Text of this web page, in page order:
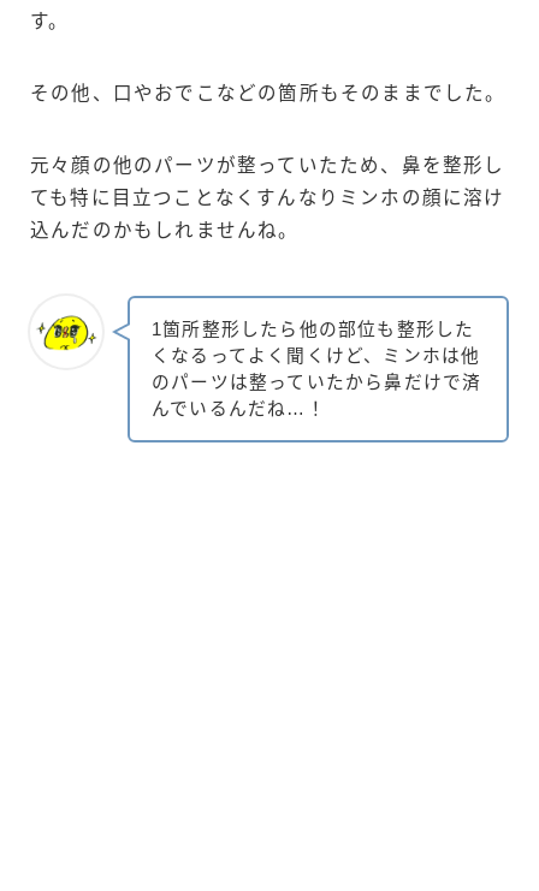
す。
その他、口やおでこなどの箇所もそのままでした。
元々顔の他のパーツが整っていたため、鼻を整形し
ても特に目立つことなくすんなりミンホの顔に溶け
込んだのかもしれませんね。
1箇所整形したら他の部位も整形した
くなるってよく聞くけど、ミンホは他
のパーツは整っていたから鼻だけで済
んでいるんだね…！